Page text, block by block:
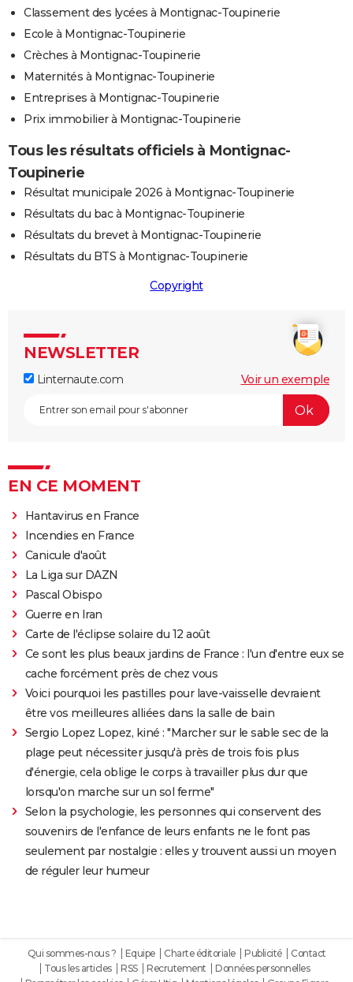
Classement des lycées à Montignac-Toupinerie
Ecole à Montignac-Toupinerie
Crèches à Montignac-Toupinerie
Maternités à Montignac-Toupinerie
Entreprises à Montignac-Toupinerie
Prix immobilier à Montignac-Toupinerie
Tous les résultats officiels à Montignac-
Toupinerie
Résultat municipale 2026 à Montignac-Toupinerie
Résultats du bac à Montignac-Toupinerie
Résultats du brevet à Montignac-Toupinerie
Résultats du BTS à Montignac-Toupinerie
Copyright
NEWSLETTER
Linternaute.com Voir un exemple
EN CE MOMENT
Hantavirus en France
Incendies en France
Canicule d'août
La Liga sur DAZN
Pascal Obispo
Guerre en Iran
Carte de l'éclipse solaire du 12 août
Ce sont les plus beaux jardins de France : l'un d'entre eux se
cache forcément près de chez vous
Voici pourquoi les pastilles pour lave-vaisselle devraient
être vos meilleures alliées dans la salle de bain
Sergio Lopez Lopez, kiné : "Marcher sur le sable sec de la
plage peut nécessiter jusqu'à près de trois fois plus
d'énergie, cela oblige le corps à travailler plus dur que
lorsqu'on marche sur un sol ferme"
Selon la psychologie, les personnes qui conservent des
souvenirs de l'enfance de leurs enfants ne le font pas
seulement par nostalgie : elles y trouvent aussi un moyen
de réguler leur humeur
Qui sommes-nous ? Equipe Charte éditoriale Publicité
Contact
Tous les articles
RSS Recrutement
Données personnelles